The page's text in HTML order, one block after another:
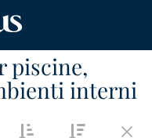
piscine,
interni